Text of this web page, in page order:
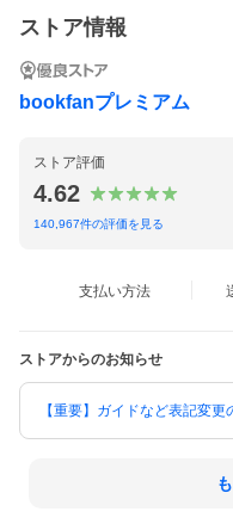
ストア情報
bookfanプレミアム
ストア評価
4.62
140,967件の評価を見る
支払い方法
ストアからのお知らせ
【重要】ガイドなど表記変